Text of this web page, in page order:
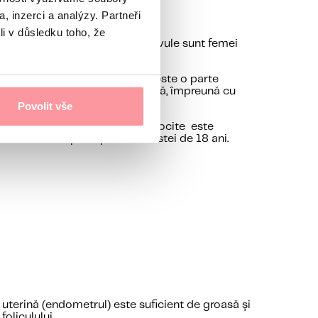
inzerci a analýzy. Partneři
v důsledku toho, že
Povolit vše
de stat. Donatoarele de ovule sunt femei
18 și 40 de ani.
genetică (screening) este o parte
cât și la donatorii de spermă, împreună cu
Donarea de sperma sau ovocite este
ovul nici după împlinirea vârstei de 18 ani.
(endometrul) este suficient de groasă și